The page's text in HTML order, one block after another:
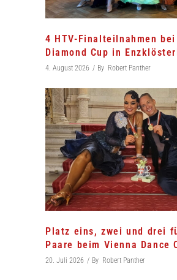
4 HTV-Finalteilnahmen bei
Diamond Cup in
4. August 2026 By Robert Panther
Platz eins, zwei und drei
Paare beim Vienna Dance
20. Juli 2026 By Robert Panther